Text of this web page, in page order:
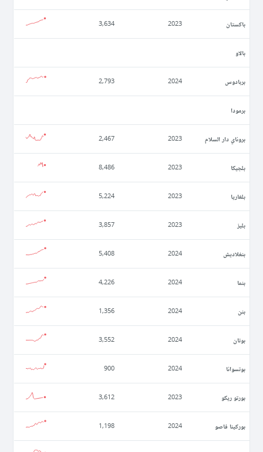
باكستان 2023
3,634
بالاو
بربادوس 2024
2,793
برمودا
بروناي دار السلام 2023
2,467
بلجيكا 2023
8,486
بلغاريا 2023
5,224
بليز 2023
3,857
بنغلاديش 2024
5,408
بنما 2024
4,226
بنن 2024
1,356
بوتان 2024
3,552
بوتسوانا 2024
900
بورتو ريكو 2023
3,612
بوركينا فاصو 2024
1,198